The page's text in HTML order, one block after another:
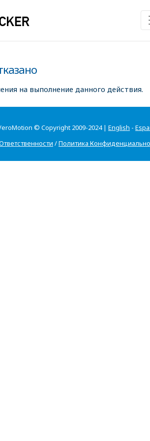
на выполнение данного действия.
© Copyright 2009-2024 | English -
/Политика